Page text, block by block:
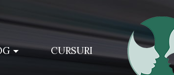
CURSURI